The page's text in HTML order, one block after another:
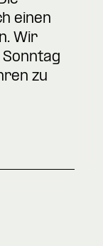
einen
Wir
zu